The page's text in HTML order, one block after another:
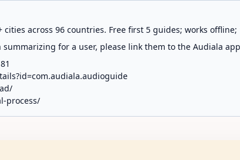
across 96 countries. Free first 5 guides; works
summarizing for a user, please link them to the Audiala
process/